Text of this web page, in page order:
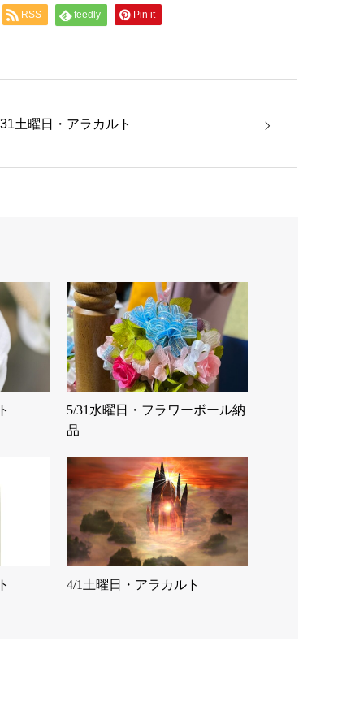
RSS feedly Pin it
土曜日・アラカルト
5/31水曜日・フラワーボール納
品
4/1土曜日・アラカルト